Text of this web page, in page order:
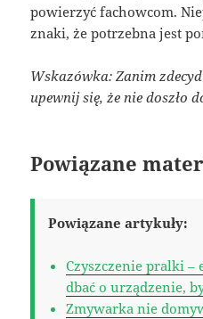
powierzyć fachowcom.
znaki, że potrzebna jest
Wskazówka: Zanim
upewnij się, że nie doszło
Powiązane
Powiązane artykuły:
Czyszczenie pralki
dbać o urządzenie,
Zmywarka nie